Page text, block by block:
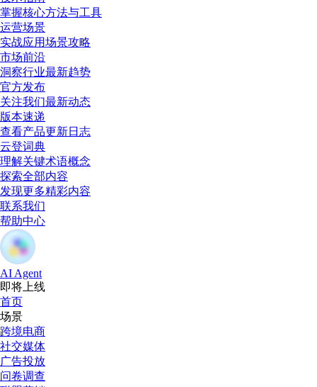
掌握核心方法与工具
运营场景
实战应用场景攻略
市场前沿
洞察行业最新趋势
官方发布
关注我们最新动态
版本速递
查看产品更新日志
云登词典
理解关键术语概念
探索全部内容
发现更多精彩内容
联系我们
帮助中心
AI Agent
即将上线
首页
场景
跨境电商
社交媒体
广告投放
问卷调查